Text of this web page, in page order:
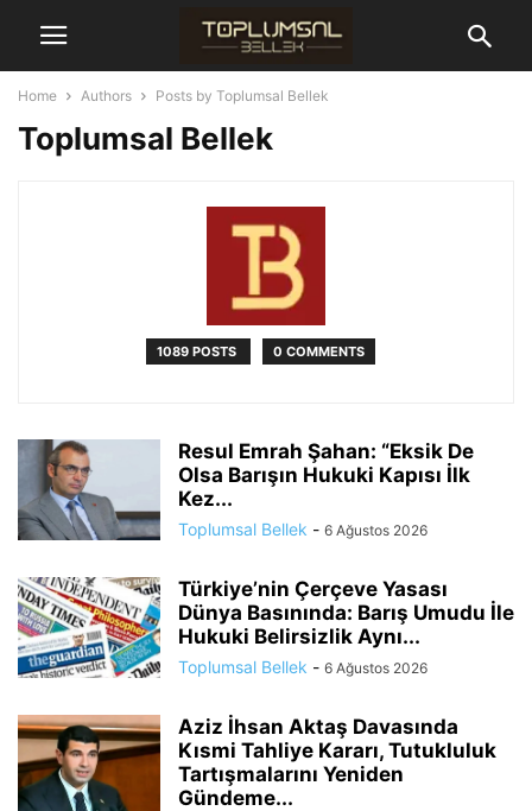
Home Authors Posts by Toplumsal Bellek
Toplumsal Bellek
1089 POSTS 0 COMMENTS
Resul Emrah Şahan: “Eksik De
Olsa Barışın Hukuki Kapısı İlk
Kez...
Toplumsal Bellek - 6 Ağustos 2026
Türkiye’nin Çerçeve Yasası
Dünya Basınında: Barış Umudu İle
Hukuki Belirsizlik Aynı...
Toplumsal Bellek - 6 Ağustos 2026
Aziz İhsan Aktaş Davasında
Kısmi Tahliye Kararı, Tutukluluk
Tartışmalarını Yeniden
Gündeme...